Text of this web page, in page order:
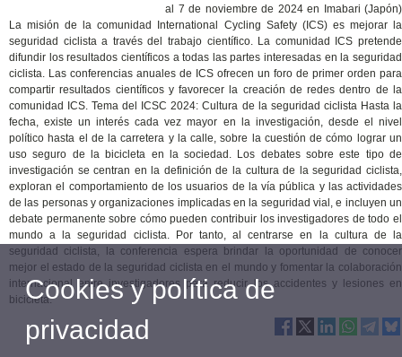
al 7 de noviembre de 2024 en Imabari (Japón)
La misión de la comunidad International Cycling Safety (ICS) es mejorar la
seguridad ciclista a través del trabajo científico. La comunidad ICS pretende
difundir los resultados científicos a todas las partes interesadas en la seguridad
ciclista. Las conferencias anuales de ICS ofrecen un foro de primer orden para
compartir resultados científicos y favorecer la creación de redes dentro de la
comunidad ICS. Tema del ICSC 2024: Cultura de la seguridad ciclista Hasta la
fecha, existe un interés cada vez mayor en la investigación, desde el nivel
político hasta el de la carretera y la calle, sobre la cuestión de cómo lograr un
uso seguro de la bicicleta en la sociedad. Los debates sobre este tipo de
investigación se centran en la definición de la cultura de la seguridad ciclista,
exploran el comportamiento de los usuarios de la vía pública y las actividades
de las personas y organizaciones implicadas en la seguridad vial, e incluyen un
debate permanente sobre cómo pueden contribuir los investigadores de todo el
mundo a la seguridad ciclista. Por tanto, al centrarse en la cultura de la
seguridad ciclista, la conferencia espera brindar la oportunidad de conocer
mejor el estado de la seguridad ciclista en el mundo y fomentar la colaboración
internacional entre investigadores para reducir los accidentes y lesiones en
bicicleta.
Cookies y política de
privacidad